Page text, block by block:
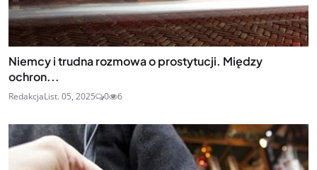
Niemcy i trudna rozmowa o prostytucji. Między
ochron...
RedakcjaList. 05, 2025 0 6